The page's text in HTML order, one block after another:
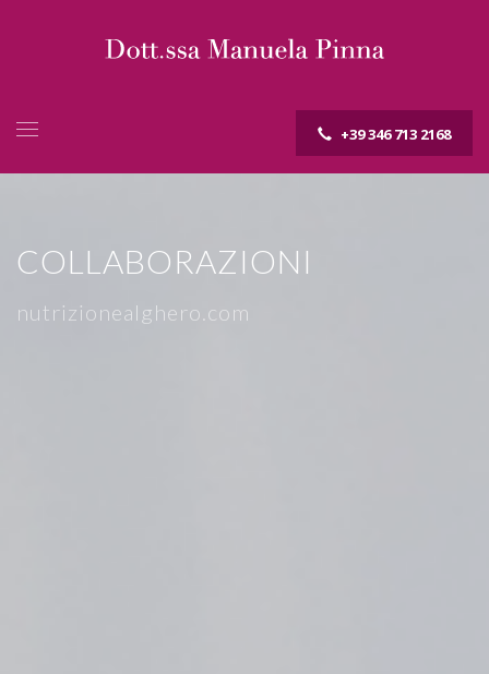
+39 346 713 2168
COLLABORAZIONI
nutrizionealghero.com